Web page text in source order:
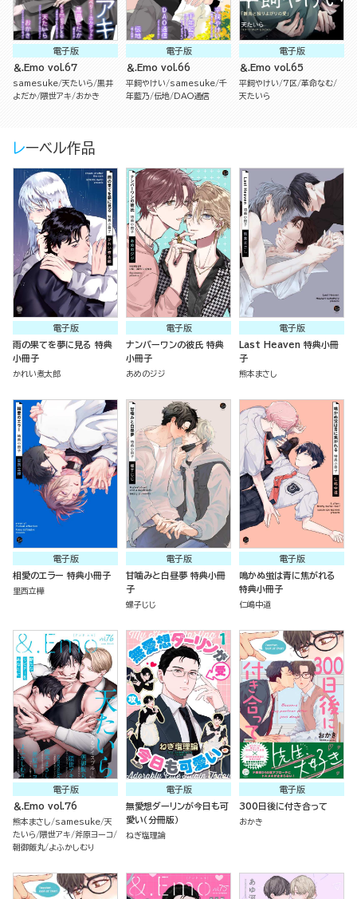
電子版
＆.Emo vol.67
samesuke 天たいら 黒井
よだか 隈世アキ おかき
電子版
＆.Emo vol.66
平飼やけい samesuke 千
年藍乃 伝地 DAO通信
電子版
＆.Emo vol.65
平飼やけい 7区 革命なむ
天たいら
レーベル作品
電子版
雨の果てを夢に見る 特典
小冊子
かれい煮太郎
電子版
ナンバーワンの彼氏 特典
小冊子
あめのジジ
電子版
Last Heaven 特典小冊
子
熊本まさし
電子版
相愛のエラー 特典小冊子
里西立樺
電子版
甘噛みと白昼夢 特典小冊
子
螺子じじ
電子版
鳴かぬ蛍は青に焦がれる
特典小冊子
仁嶋中道
電子版
＆.Emo vol.76
熊本まさし samesuke 天
たいら
隈世アキ 斧原ヨーコ
朝御飯丸
よふかしむり
電子版
無愛想ダーリンが今日も可
愛い（分冊版）
ねぎ塩理論
電子版
300日後に付き合って
おかき